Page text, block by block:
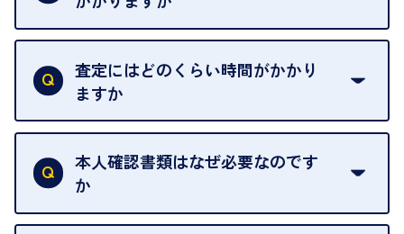
可能な限り、迅速に対応させていただきます。
グオフが可能です。
契約破棄という形で、お品物をお戻しすることがで
きます。
売却当日を含む8日間のうちに、お気軽にお申し出
出張買取のお品物は、8日間保管しております。
一切いただいておりません。査定金額にご納得いた
だけない場合は、その場でお断りいただいても問題
ございません。お気軽にご相談ください。
査定にはどのくらい時間がかかり
ますか
お品物の内容や点数によって異なりますが、店頭買
取の場合は1点あたり数分程度が目安です。大量の
お品物の場合は、お時間をいただくことがございま
本人確認書類はなぜ必要なのです
か
買取店は古物営業法により、お客様のご本人確認を